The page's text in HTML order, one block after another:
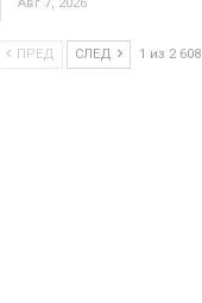
Авг 7, 2026
ПРЕД СЛЕД 1 из 2 608